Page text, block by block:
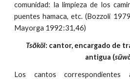
comunidad: la limpieza de los
puentes hamaca, etc. (Bozzoli
Mayorga 1992:31,46)
Tsö́köl: cantor, encargado de
antigua (
Los cantos